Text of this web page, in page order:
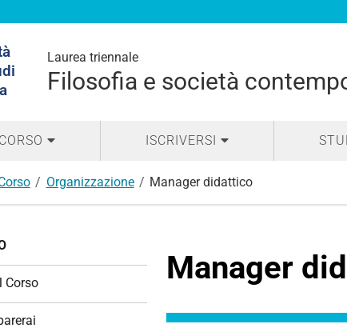
Laurea triennale
Filosofia e società
ISCRIVERSI
Organizzazione Manager didattico
Manager
Corso